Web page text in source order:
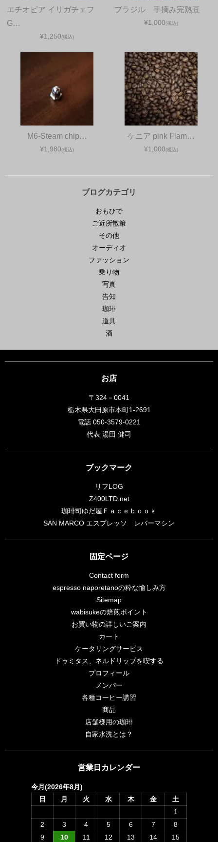
エチオピア イリガチェフ
G…
¥1,250(税込)
ブラジル 手摘み完熟豆
¥1,000(税込)
M6-Steam chip…
¥1,980(税込)
ケニア pink Flam…
¥1,000(税込)
ブログカテゴリ
おもひで
ご近所散策
その他
オーディオ
ファッション
乗り物
写真
告知
珈琲
道具
酒
お店
〒324－0041
栃木県大田原市本町1-2691
電話 050-3579-0221
代表 湯田 健司
ブックマーク
リフLOG
Z400LTD.net
珈琲司ゆだ屋Ｆａｃｅｂｏｏｋ
SAN MARCO エスプレッソ レバーマシン
固定ページ
Contact form
espresso naporetanoの粋な愉しみ方
Sitemap
wabisukeの焙煎ポイント
お買い物の詳しいご案内
カート
ケータリングサービス
ドゥミタス、ネルドリップを喫する
プロフィール
メンバー
各種コーヒー講習
商品
店舗様用の珈琲
自家水洗とは？
営業日カレンダー
今月(2026年8月)
日
月 火 水 木 金
土
1
2
3 4 5 6 7
8
9
10 11 12 13 14 15